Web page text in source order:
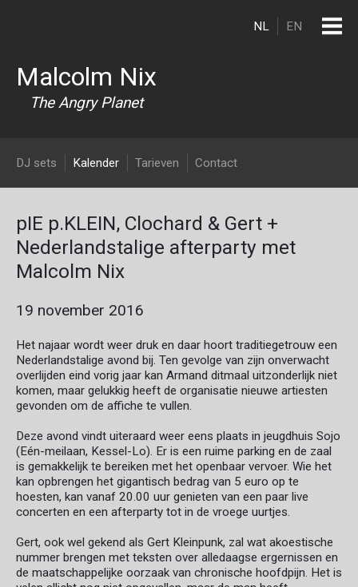
Malcolm Nix
The Angry Planet
NL EN
DJ Malcolm Nix
DJ sets Kalender Tarieven Contact
pIE p.KLEIN, Clochard & Gert +
Nederlandstalige afterparty met
Malcolm Nix
19 november 2016
Het najaar wordt weer druk en daar hoort traditiegetrouw een
Nederlandstalige avond bij. Ten gevolge van zijn onverwacht
overlijden eind vorig jaar kan Armand ditmaal uitzonderlijk niet
komen, maar gelukkig heeft de organisatie nieuwe artiesten
gevonden om de affiche te vullen.
Deze avond vindt uiteraard weer eens plaats in jeugdhuis Sojo
(Eén-meilaan, Kessel-Lo). Er is een ruime parking en de zaal
is gemakkelijk te bereiken met het openbaar vervoer. Wie het
kan opbrengen het gigantisch bedrag van 5 euro op te
hoesten, kan vanaf 20.00 uur genieten van een paar live
concerten en een afterparty tot in de vroege uurtjes.
Gert, ook wel gekend als Gert Kleinpunk, zal wat akoestische
nummer brengen met teksten over alledaagse ergernissen en
de maatschappelijke oorzaak van chronische hoofdpijn. Het is